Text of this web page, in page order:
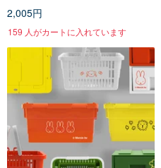
2,005円
159 人がカートに入れています